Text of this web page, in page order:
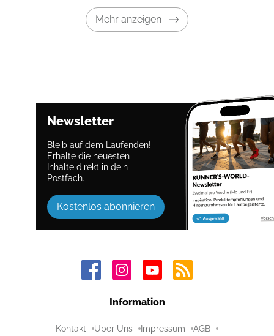
Mehr anzeigen
Newsletter
Bleib auf dem Laufenden!
Erhalte die neuesten
Inhalte direkt in dein
Postfach.
Kostenlos abonnieren
Information
Kontakt Über Uns Impressum AGB